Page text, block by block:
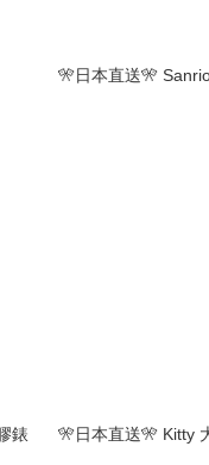
🎌日本直送🎌
錶
🎌日本直送🎌 Kitty